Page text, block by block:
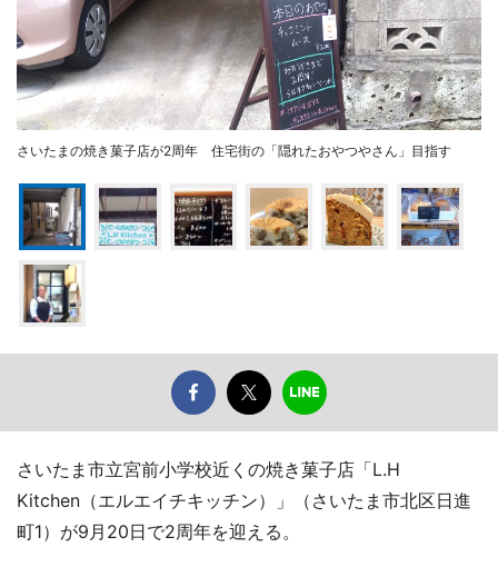
さいたまの焼き菓子店が2周年 住宅街の「隠れたおやつやさん」目指す
さいたま市立宮前小学校近くの焼き菓子店「L.H
Kitchen（エルエイチキッチン）」（さいたま市北区日進
町1）が9月20日で2周年を迎える。